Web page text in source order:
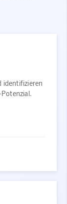
identifizieren